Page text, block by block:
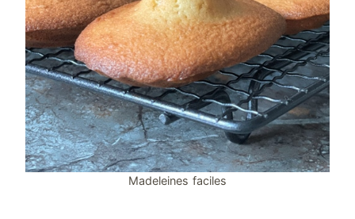
Madeleines faciles